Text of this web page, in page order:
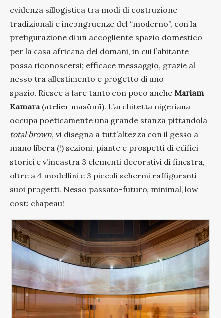
evidenza sillogistica tra modi di costruzione
tradizionali e incongruenze del “moderno”, con la
prefigurazione di un accogliente spazio domestico
per la casa africana del domani, in cui l’abitante
possa riconoscersi; efficace messaggio, grazie al
nesso tra allestimento e progetto di uno
spazio. Riesce a fare tanto con poco anche Mariam
Kamara (atelier masōmī). L’architetta nigeriana
occupa poeticamente una grande stanza pittandola
total brown, vi disegna a tutt’altezza con il gesso a
mano libera (!) sezioni, piante e prospetti di edifici
storici e v’incastra 3 elementi decorativi di finestra,
oltre a 4 modellini e 3 piccoli schermi raffiguranti
suoi progetti. Nesso passato-futuro, minimal, low
cost: chapeau!